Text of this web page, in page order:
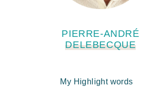
PIERRE-ANDRÉ
DELEBECQUE
My Highlight words